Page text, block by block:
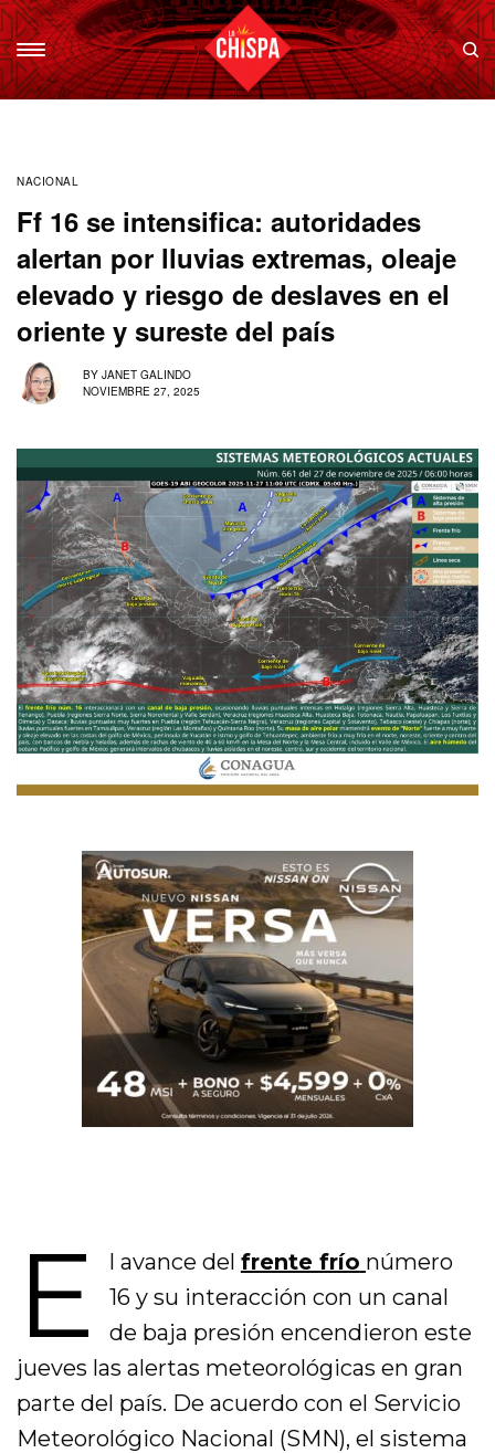
NACIONAL
Ff 16 se intensifica: autoridades
alertan por lluvias extremas, oleaje
elevado y riesgo de deslaves en el
oriente y sureste del país
BY JANET GALINDO
NOVIEMBRE 27, 2025
E l avance del frente frío número
16 y su interacción con un canal
de baja presión encendieron este
jueves las alertas meteorológicas en gran
parte del país. De acuerdo con el Servicio
Meteorológico Nacional (SMN), el sistema